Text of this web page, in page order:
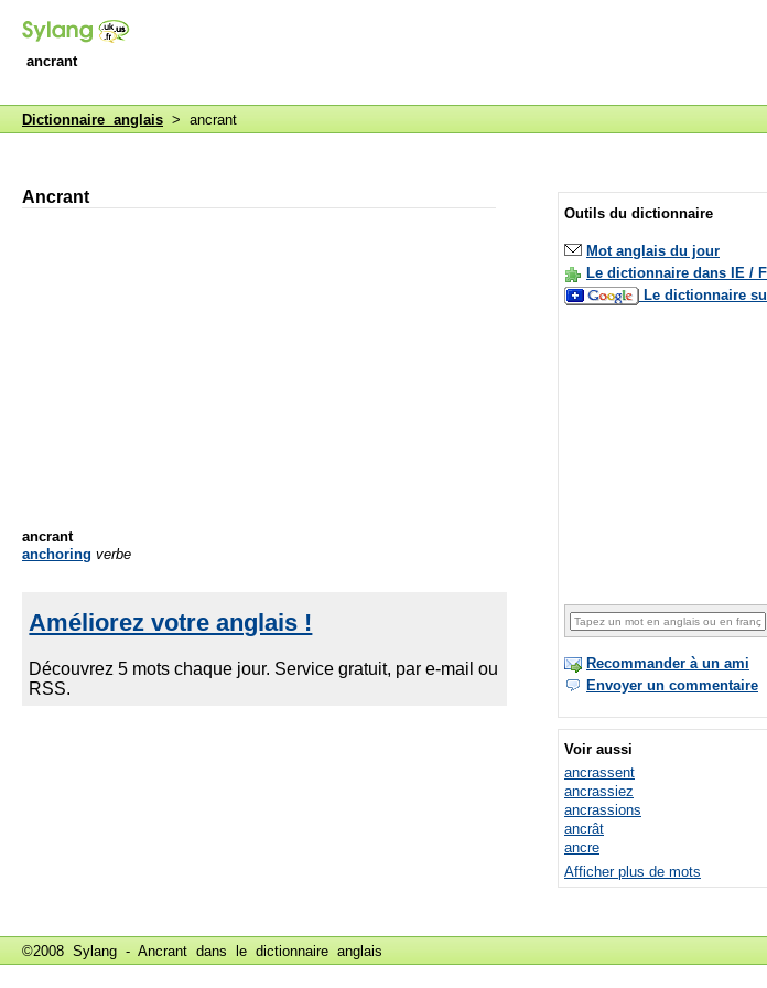
ancrant
Dictionnaire anglais > ancrant
Ancrant
ancrant
anchoring verbe
Outils du dictionnaire
Mot anglais du jour
Le dictionnaire dans IE /
Le dictionnaire
Recommander à un ami
Envoyer un commentaire
Voir aussi
ancrassent
ancrassiez
ancrassions
ancrât
ancre
Afficher plus de mots
©2008 Sylang - Ancrant dans le dictionnaire anglais